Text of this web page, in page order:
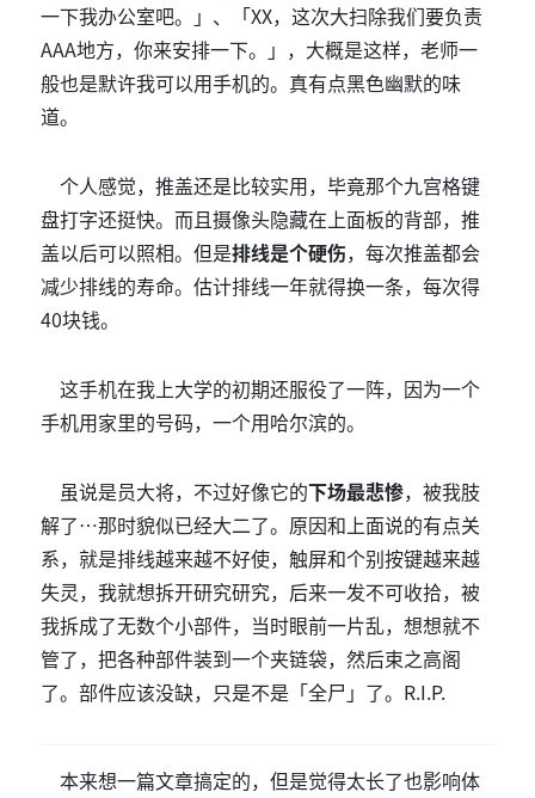
一下我办公室吧。」、「XX，这次大扫除我们要负责
AAA地方，你来安排一下。」，大概是这样，老师一
般也是默许我可以用手机的。真有点黑色幽默的味
道。
个人感觉，推盖还是比较实用，毕竟那个九宫格键
盘打字还挺快。而且摄像头隐藏在上面板的背部，推
盖以后可以照相。但是排线是个硬伤，每次推盖都会
减少排线的寿命。估计排线一年就得换一条，每次得
40块钱。
这手机在我上大学的初期还服役了一阵，因为一个
手机用家里的号码，一个用哈尔滨的。
虽说是员大将，不过好像它的下场最悲惨，被我肢
解了…那时貌似已经大二了。原因和上面说的有点关
系，就是排线越来越不好使，触屏和个别按键越来越
失灵，我就想拆开研究研究，后来一发不可收拾，被
我拆成了无数个小部件，当时眼前一片乱，想想就不
管了，把各种部件装到一个夹链袋，然后束之高阁
了。部件应该没缺，只是不是「全尸」了。R.I.P.
本来想一篇文章搞定的，但是觉得太长了也影响体